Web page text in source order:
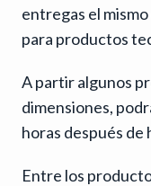
entregas el
para productos
A partir algunos
dimensiones,
horas después de
Entre los